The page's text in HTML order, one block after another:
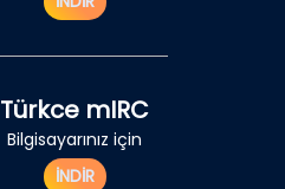
Türkce mIRC
Bilgisayarınız için
İNDİR